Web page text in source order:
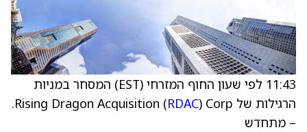
11:43 לפי שעון החוף המזרחי (EST) המסחר במניות
הרגילות של Rising Dragon Acquisition (
RDAC
) Corp.
– מתחדש